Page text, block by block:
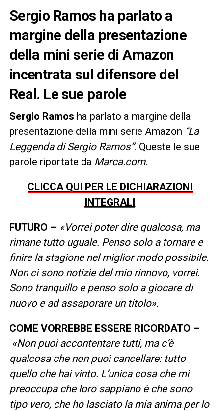
Sergio Ramos ha parlato a
margine della presentazione
della mini serie di Amazon
incentrata sul difensore del
Real. Le sue parole
Sergio Ramos ha parlato a margine della
presentazione della mini serie Amazon “La
Leggenda di Sergio Ramos”. Queste le sue
parole riportate da Marca.com.
CLICCA QUI PER LE DICHIARAZIONI
INTEGRALI
FUTURO – «Vorrei poter dire qualcosa, ma
rimane tutto uguale. Penso solo a tornare e
finire la stagione nel miglior modo possibile.
Non ci sono notizie del mio rinnovo, vorrei.
Sono tranquillo e penso solo a giocare di
nuovo e ad assaporare un titolo».
COME VORREBBE ESSERE RICORDATO –
«Non puoi accontentare tutti, ma c’è
qualcosa che non puoi cancellare: tutto
quello che hai vinto. L’unica cosa che mi
preoccupa che loro sappiano è che sono
tipo vero, che ho lasciato la mia anima per lo